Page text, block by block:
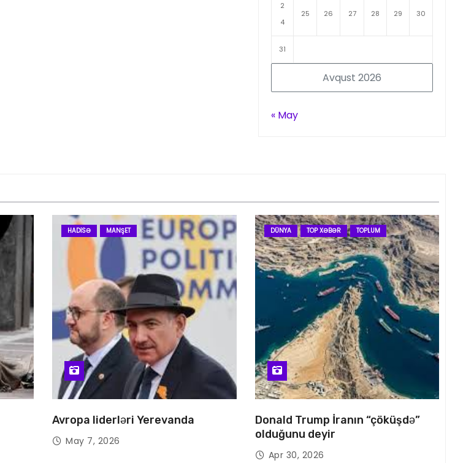
Avqust 2026
2
4
25 26 27 28 29 30
31
« May
HADISƏ MANŞET
Avropa liderləri Yerevanda
May 7, 2026
DÜNYA TOP XƏBƏR TOPLUM
Donald Trump İranın “çöküşdə”
olduğunu deyir
Apr 30, 2026